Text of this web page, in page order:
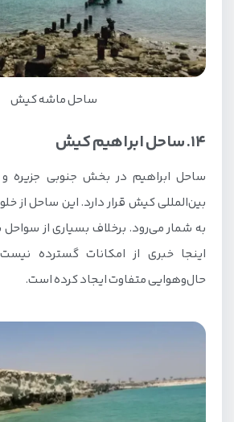
ساحل ماشه کیش
14. ساحل ابراهیم کیش
ساحل ابراهیم در بخش جنوبی جزیره و
بین‌المللی کیش قرار دارد. این ساحل از
به شمار می‌رود. برخلاف بسیاری از سواحل
اینجا خبری از امکانات گسترده
حال‌وهوایی متفاوت ایجاد کرده است.